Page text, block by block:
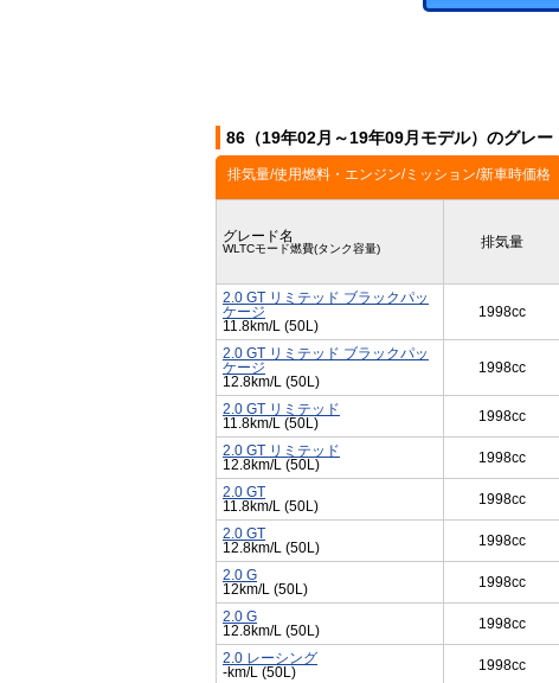
86（19年02月～19年09月モデル）のグレー
排気量/使用燃料・エンジン/ミッション/新車時価格
グレード名
WLTCモード燃費(タンク容量) 排気量
2.0 GT リミテッド ブラックパッ
ケージ
11.8km/L (50L)
1998cc
2.0 GT リミテッド ブラックパッ
ケージ
12.8km/L (50L)
1998cc
2.0 GT リミテッド
11.8km/L (50L)
1998cc
2.0 GT リミテッド
12.8km/L (50L)
1998cc
2.0 GT
11.8km/L (50L)
1998cc
2.0 GT
12.8km/L (50L)
1998cc
2.0 G
12km/L (50L)
1998cc
2.0 G
12.8km/L (50L)
1998cc
2.0 レーシング
-km/L (50L)
1998cc